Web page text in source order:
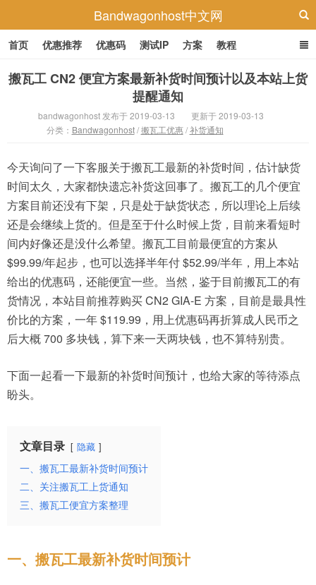
Bandwagonhost中文网
首页 优惠推荐 优惠码 测试IP 方案 教程
搬瓦工 CN2 便宜方案最新补货时间预计以及本站上货
提醒通知
bandwagonhost 发布于 2019-03-13
更新于 2019-03-13
分类： Bandwagonhost/搬瓦工优惠/补货通知
今天询问了一下客服关于搬瓦工最新的补货时间，估计缺货
时间太久，大家都快遗忘补货这回事了。搬瓦工的几个便宜
方案目前还没有下架，只是处于缺货状态，所以理论上后续
还是会继续上货的。但是至于什么时候上货，目前来看短时
间内好像还是没什么希望。搬瓦工目前最便宜的方案从
$99.99/年起步，也可以选择半年付 $52.99/半年，用上本站
给出的优惠码，还能便宜一些。当然，鉴于目前搬瓦工的有
货情况，本站目前推荐购买 CN2 GIA-E 方案，目前是最具性
价比的方案，一年 $119.99，用上优惠码再折算成人民币之
后大概 700 多块钱，算下来一天两块钱，也不算特别贵。
下面一起看一下最新的补货时间预计，也给大家的等待添点
盼头。
文章目录 隐藏
一、搬瓦工最新补货时间预计
二、关注搬瓦工上货通知
三、搬瓦工便宜方案整理
一、搬瓦工最新补货时间预计